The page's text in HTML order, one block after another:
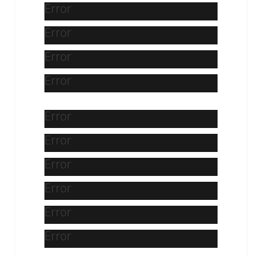
Error
Error
Error
Error
Error
Error
Error
Error
Error
Error